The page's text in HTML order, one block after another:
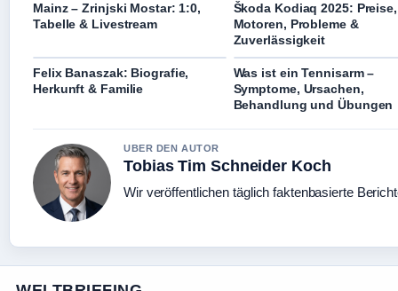
Mainz – Zrinjski Mostar: 1:0,
Tabelle & Livestream
Škoda Kodiaq 2025: Preise,
Motoren, Probleme &
Zuverlässigkeit
Felix Banaszak: Biografie,
Herkunft & Familie
Was ist ein Tennisarm –
Symptome, Ursachen,
Behandlung und Übungen
UBER DEN AUTOR
Tobias Tim Schneider Koch
Wir veröffentlichen täglich faktenbasierte